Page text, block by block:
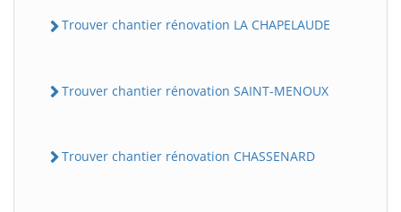
Trouver chantier rénovation LA CHAPELAUDE
Trouver chantier rénovation SAINT-MENOUX
Trouver chantier rénovation CHASSENARD